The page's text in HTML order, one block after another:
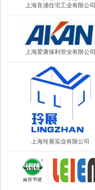
上海良浦住宅工业有限公司
上海爱康保利管业有限公司
上海玲展实业有限公司